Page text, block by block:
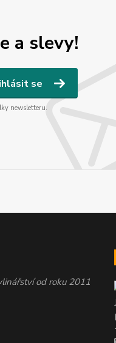
a slevy!
se
newsletteru.
od roku 2011